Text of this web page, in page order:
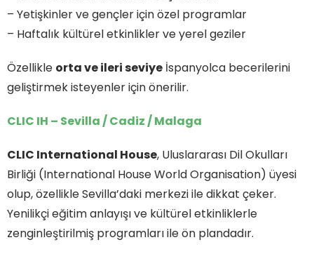
– Yetişkinler ve gençler için özel programlar
– Haftalık kültürel etkinlikler ve yerel geziler
Özellikle orta ve ileri seviye İspanyolca becerilerini
geliştirmek isteyenler için önerilir.
CLIC IH – Sevilla / Cadiz / Malaga
CLIC International House, Uluslararası Dil Okulları
Birliği (International House World Organisation) üyesi
olup, özellikle Sevilla’daki merkezi ile dikkat çeker.
Yenilikçi eğitim anlayışı ve kültürel etkinliklerle
zenginleştirilmiş programları ile ön plandadır.